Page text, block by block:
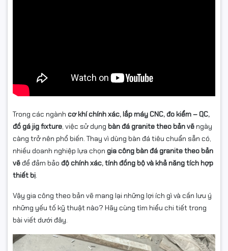
Trong các ngành cơ khí chính xác, lắp máy CNC, đo kiểm – QC,
đồ gá jig fixture, việc sử dụng bàn đá granite theo bản vẽngày
càng trở nên phổ biến. Thay vì dùng bàn đá tiêu chuẩn sẵn có,
nhiều doanh nghiệp lựa chọn gia công bàn đá granite theo bản
vẽđể đảm bảo độ chính xác, tính đồng bộ và khả năng tích hợp
thiết bị.
Vậy gia công theo bản vẽ mang lại những lợi ích gì và cần lưu ý
những yếu tố kỹ thuật nào? Hãy cùng tìm hiểu chi tiết trong
bài viết dưới đây.